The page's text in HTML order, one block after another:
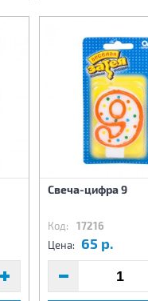
Свеча-цифра 9
Код: 17216
Цена: 65 р.